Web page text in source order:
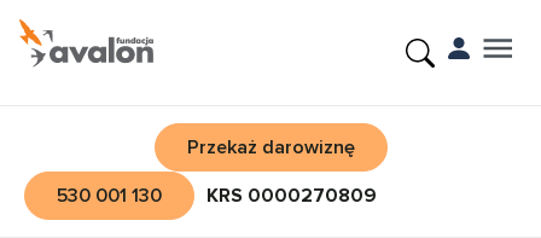
Przekaż darowiznę
530 001 130
KRS 0000270809